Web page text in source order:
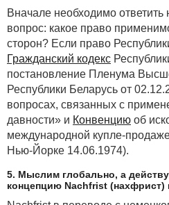
в бухгалтерском учете.
Налог на прибыль
Расходы на добровольное
страхование учитываются в
производству и реализации
имущественных прав,
налога на прибыль в
соблюдении норм Указа
Беларусь от 12.05.2005 № 219
дополнительной пенсии и
включаемых в затраты по
Вначале необходимо
вопрос: какое право
сторон? Если право
Гражданский кодекс
постановление Пленума
Республики Беларусь от
вопросах, связанных с
давности» и Конвенцию об
международной купле-
Нью-Йорке 14.06.1974).
5. Мыслим глобально, а
концепцию Nachfrist (нахфрист)